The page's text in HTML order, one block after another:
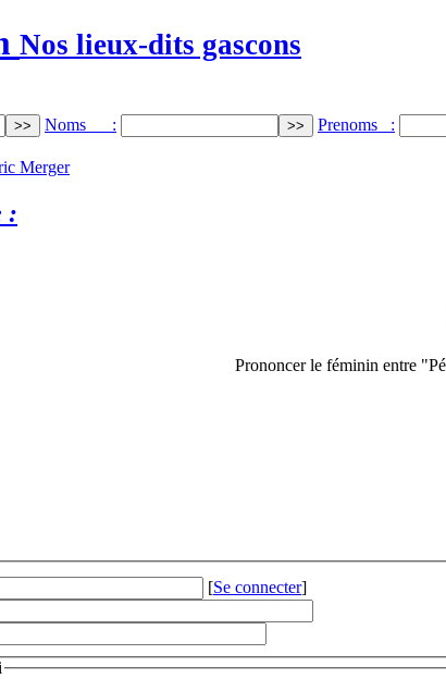
Nos lieux-dits gascons
Noms : Prenoms :
Merger
:
Prononcer le féminin entre
[Se connecter]